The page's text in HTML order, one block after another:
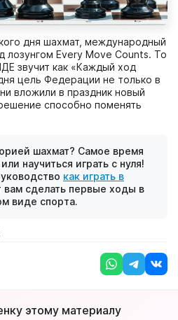
дня шахмат, международный
лозунгом Every Move Counts. То
звучит как «Каждый ход
цель Федерации не только в
вложили в праздник новый
способно поменять
шахмат? Самое время
научиться играть с нуля!
как играть в
вам сделать первые ходы в
виде спорта.
этому материалу